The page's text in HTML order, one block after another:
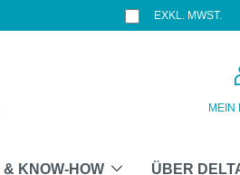
EXKL. MWST.
MEIN
KNOW-HOW ÜBER